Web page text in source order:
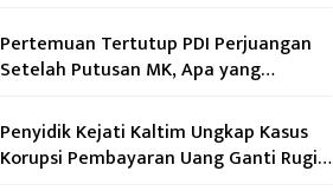
Pertemuan Tertutup PDI Perjuangan
Setelah Putusan MK, Apa yang
Penyidik Kejati Kaltim Ungkap Kasus
Korupsi Pembayaran Uang Ganti Rugi